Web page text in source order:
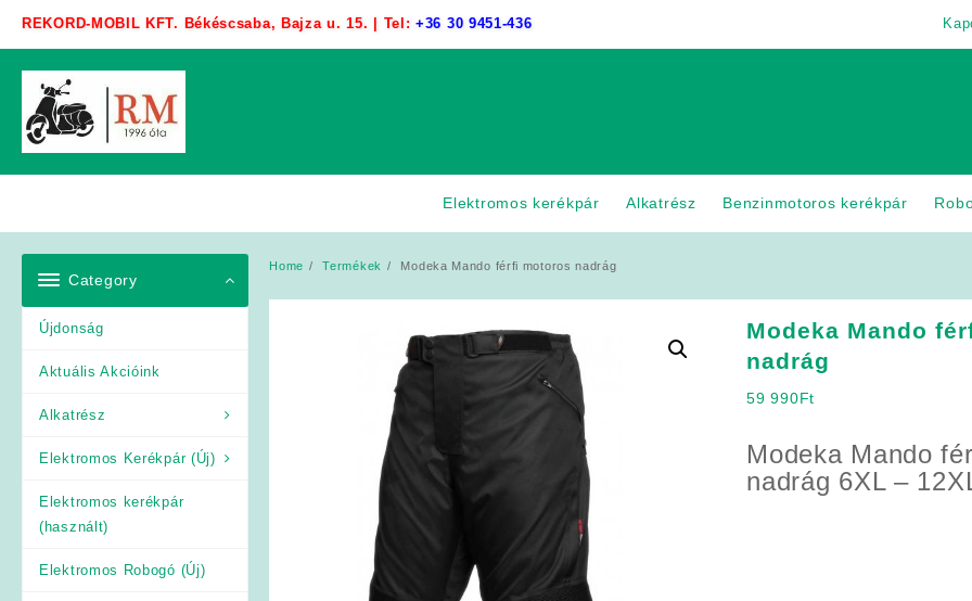
REKORD-MOBIL KFT. Békéscsaba, Bajza u. 15. | Tel:+36 30 9451-436
Elektromos kerékpár Alkatrész Benzinmotoros kerékpár
Category
Újdonság
Aktuális Akcióink
Alkatrész
Elektromos Kerékpár (Új)
Elektromos kerékpár
(használt)
Elektromos Robogó (Új)
Home Termékek Modeka Mando férfi motoros nadrág
Modeka Mando
nadrág
59 990Ft
Modeka Mando
nadrág 6XL –